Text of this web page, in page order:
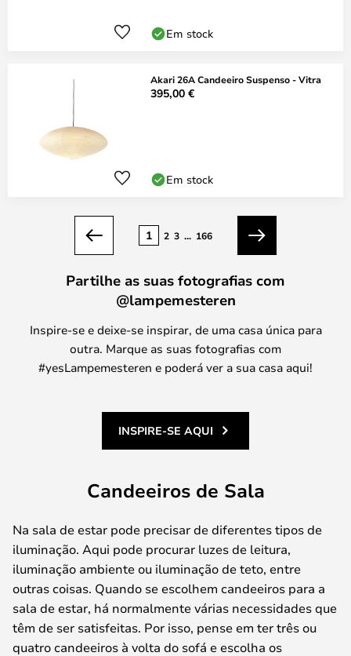
Em stock
Akari 26A Candeeiro Suspenso - Vitra
395,00 €
Em stock
Anterior
1 2 3 ... 166
Seguinte
Partilhe as suas fotografias com
@lampemesteren
Inspire-se e deixe-se inspirar, de uma casa única para
outra. Marque as suas fotografias com
#yesLampemesteren e poderá ver a sua casa aqui!
INSPIRE-SE AQUI
Candeeiros de Sala
Na sala de estar pode precisar de diferentes tipos de
iluminação. Aqui pode procurar luzes de leitura,
iluminação ambiente ou iluminação de teto, entre
outras coisas. Quando se escolhem candeeiros para a
sala de estar, há normalmente várias necessidades que
têm de ser satisfeitas. Por isso, pense em ter três ou
quatro candeeiros à volta do sofá e escolha os